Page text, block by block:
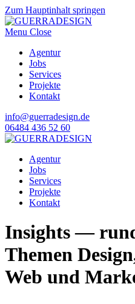
Zum Hauptinhalt springen
Menu Close
Agentur
Jobs
Services
Projekte
Kontakt
info@guerradesign.de
06484 436 52 60
Agentur
Jobs
Services
Projekte
Kontakt
Insights —
Themen
Web und